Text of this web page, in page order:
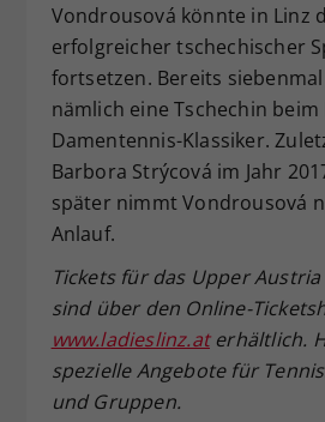
Vondrousová könnte in Linz
erfolgreicher tschechischer
fortsetzen. Bereits
nämlich eine Tschechin beim
Damentennis-Klassiker.
Barbora Strýcová im Jahr
später nimmt Vondrousová
Anlauf.
Tickets für das Upper Austria
sind über den Online-
www.ladieslinz.aterhältlich.
spezielle Angebote für
und Gruppen.